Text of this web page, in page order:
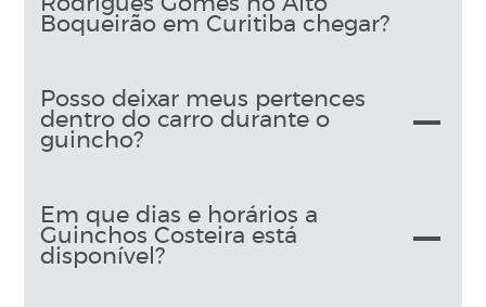
Boqueirão em Curitiba chegar?
Posso deixar meus pertences
dentro do carro durante o
guincho?
Em que dias e horários a
Guinchos Costeira está
disponível?